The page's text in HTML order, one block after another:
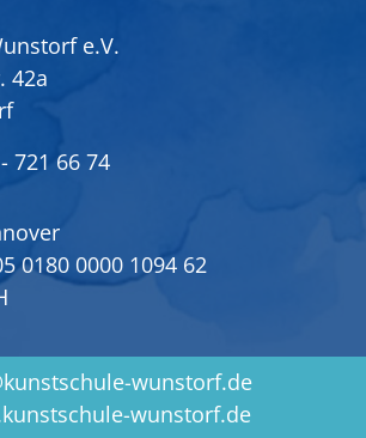
e.V.
42a
721 66 74
0180 0000 1094 62
wunstorf.de
wunstorf.de